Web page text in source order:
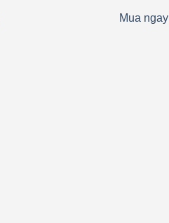
Mua ngay